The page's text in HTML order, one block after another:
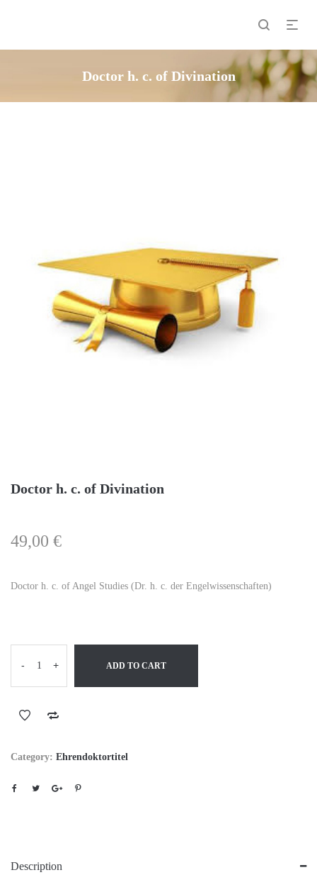
Doctor h. c. of Divination
Doctor h. c. of Divination
49,00 €
Doctor h. c. of Angel Studies (Dr. h. c. der Engelwissenschaften)
- + ADD TO CART
Category: Ehrendoktortitel
Description